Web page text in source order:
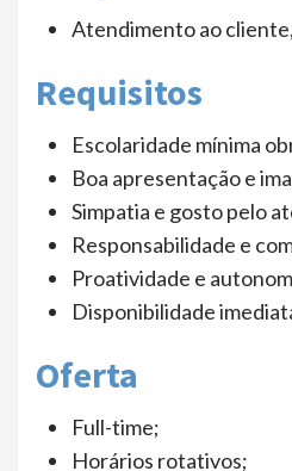
Atendimento ao
Requisitos
Escolaridade mínima
Boa apresentação e
Simpatia e gosto pelo
Responsabilidade e
Proatividade e
Disponibilidade
Oferta
Full-time;
Horários rotativos;